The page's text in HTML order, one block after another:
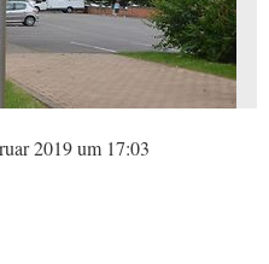
2019 um 17:03